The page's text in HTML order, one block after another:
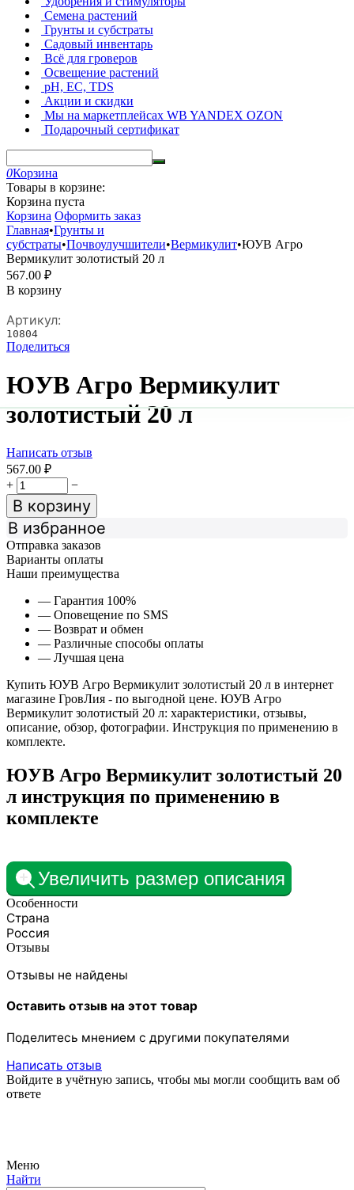
Семена растений
Грунты и субстраты
Садовый инвентарь
Всё для гроверов
Освещение растений
pH, EC, TDS
Акции и скидки
Мы на маркетплейсах WB YANDEX OZON
Подарочный сертификат
0Корзина
Товары в корзине:
Корзина пуста
Корзина Оформить заказ
Главная•Грунты и
субстраты•Почвоулучшители•Вермикулит•ЮУВ Агро
Вермикулит золотистый 20 л
567.00 ₽
В корзину
Артикул:
10804
Поделиться
ЮУВ Агро Вермикулит
золотистый 20 л
Написать отзыв
567.00 ₽
+
−
В корзину
В избранное
Отправка заказов
Варианты оплаты
Наши преимущества
— Гарантия 100%
— Оповещение по SMS
— Возврат и обмен
— Различные способы оплаты
— Лучшая цена
Купить ЮУВ Агро Вермикулит золотистый 20 л в интернет
магазине ГровЛия - по выгодной цене. ЮУВ Агро
Вермикулит золотистый 20 л: характеристики, отзывы,
описание, обзор, фотографии. Инструкция по применению в
комплекте.
ЮУВ Агро Вермикулит золотистый 20
л инструкция по применению в
комплекте
Увеличить размер описания
Особенности
Страна
Россия
Отзывы
Отзывы не найдены
Оставить отзыв на этот товар
Поделитесь мнением с другими покупателями
Написать отзыв
Войдите в учётную запись, чтобы мы могли сообщить вам об
ответе
Меню
Найти